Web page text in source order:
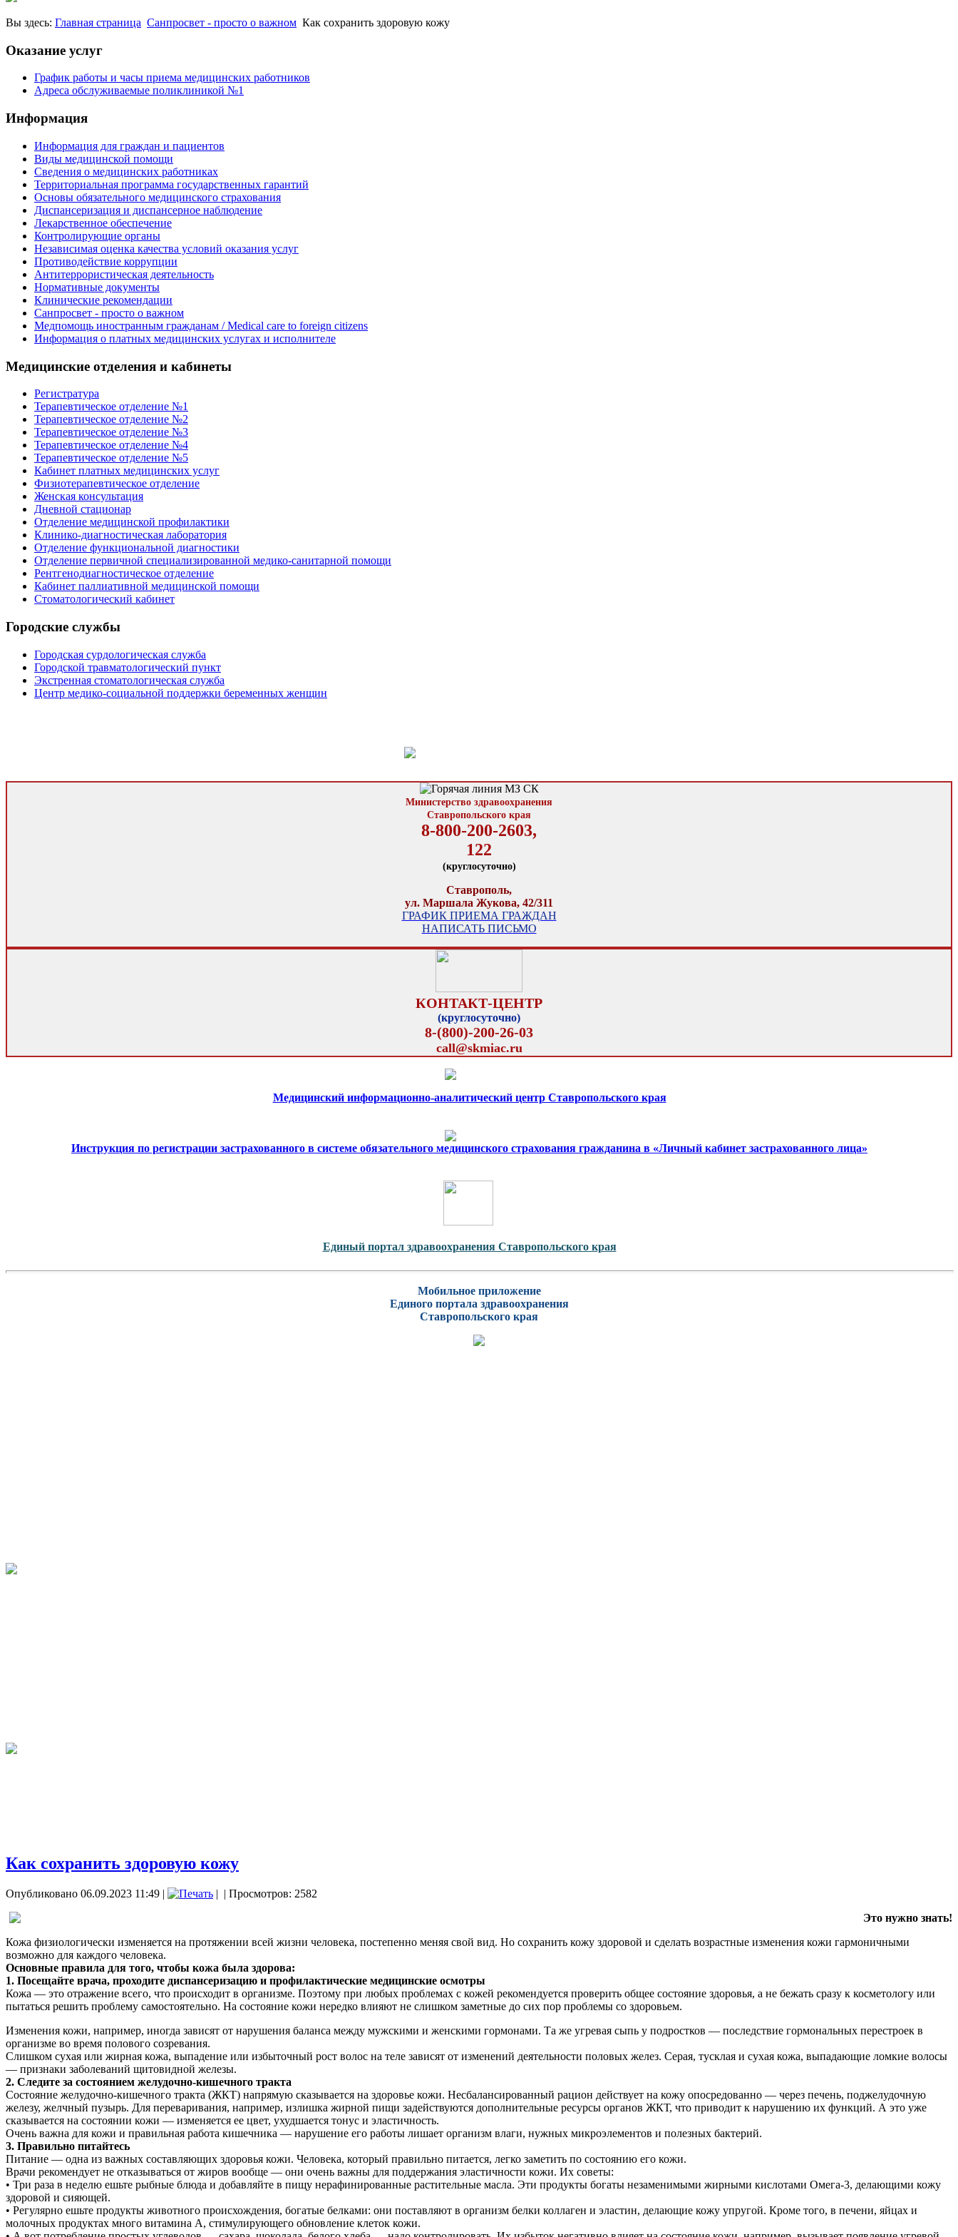
Вы здесь: Главная страница Санпросвет - просто о важном Как сохранить здоровую кожу
Оказание услуг
График работы и часы приема медицинских работников
Адреса обслуживаемые поликлиникой №1
Информация
Информация для граждан и пациентов
Виды медицинской помощи
Сведения о медицинских работниках
Территориальная программа государственных гарантий
Основы обязательного медицинского страхования
Диспансеризация и диспансерное наблюдение
Лекарственное обеспечение
Контролирующие органы
Независимая оценка качества условий оказания услуг
Противодействие коррупции
Антитеррористическая деятельность
Нормативные документы
Клинические рекомендации
Санпросвет - просто о важном
Медпомощь иностранным гражданам / Medical care to foreign citizens
Информация о платных медицинских услугах и исполнителе
Медицинские отделения и кабинеты
Регистратура
Терапевтическое отделение №1
Терапевтическое отделение №2
Терапевтическое отделение №3
Терапевтическое отделение №4
Терапевтическое отделение №5
Кабинет платных медицинских услуг
Физиотерапевтическое отделение
Женская консультация
Дневной стационар
Отделение медицинской профилактики
Клинико-диагностическая лаборатория
Отделение функциональной диагностики
Отделение первичной специализированной медико-санитарной помощи
Рентгенодиагностическое отделение
Кабинет паллиативной медицинской помощи
Стоматологический кабинет
Городские службы
Городская сурдологическая служба
Городской травматологический пункт
Экстренная стоматологическая служба
Центр медико-социальной поддержки беременных женщин
Министерство здравоохранения
Ставропольского края
8-800-200-2603,
122
(круглосуточно)
Ставрополь,
ул. Маршала Жукова, 42/311
ГРАФИК ПРИЕМА ГРАЖДАН
НАПИСАТЬ ПИСЬМО
КОНТАКТ-ЦЕНТР
(круглосуточно)
8-(800)-200-26-03
call@skmiac.ru
Медицинский информационно-аналитический центр Ставропольского края
Инструкция по регистрации застрахованного в системе обязательного медицинского страхования гражданина в «Личный кабинет застрахованного лица»
Единый портал здравоохранения Ставропольского края
Мобильное приложение
Единого портала здравоохранения
Ставропольского края
Как сохранить здоровую кожу
Опубликовано 06.09.2023 11:49 | | | Просмотров: 2582
Это нужно знать!
Кожа физиологически изменяется на протяжении всей жизни человека, постепенно меняя свой вид. Но сохранить кожу здоровой и сделать возрастные изменения кожи гармоничными
возможно для каждого человека.
Основные правила для того, чтобы кожа была здорова:
1. Посещайте врача, проходите диспансеризацию и профилактические медицинские осмотры
Кожа — это отражение всего, что происходит в организме. Поэтому при любых проблемах с кожей рекомендуется проверить общее состояние здоровья, а не бежать сразу к косметологу или
пытаться решить проблему самостоятельно. На состояние кожи нередко влияют не слишком заметные до сих пор проблемы со здоровьем.
Изменения кожи, например, иногда зависят от нарушения баланса между мужскими и женскими гормонами. Та же угревая сыпь у подростков — последствие гормональных перестроек в
организме во время полового созревания.
Слишком сухая или жирная кожа, выпадение или избыточный рост волос на теле зависят от изменений деятельности половых желез. Серая, тусклая и сухая кожа, выпадающие ломкие волосы
— признаки заболеваний щитовидной железы.
2. Следите за состоянием желудочно-кишечного тракта
Состояние желудочно-кишечного тракта (ЖКТ) напрямую сказывается на здоровье кожи. Несбалансированный рацион действует на кожу опосредованно — через печень, поджелудочную
железу, желчный пузырь. Для переваривания, например, излишка жирной пищи задействуются дополнительные ресурсы органов ЖКТ, что приводит к нарушению их функций. А это уже
сказывается на состоянии кожи — изменяется ее цвет, ухудшается тонус и эластичность.
Очень важна для кожи и правильная работа кишечника — нарушение его работы лишает организм влаги, нужных микроэлементов и полезных бактерий.
3. Правильно питайтесь
Питание — одна из важных составляющих здоровья кожи. Человека, который правильно питается, легко заметить по состоянию его кожи.
Врачи рекомендует не отказываться от жиров вообще — они очень важны для поддержания эластичности кожи. Их советы:
• Три раза в неделю ешьте рыбные блюда и добавляйте в пищу нерафинированные растительные масла. Эти продукты богаты незаменимыми жирными кислотами Омега-3, делающими кожу
здоровой и сияющей.
• Регулярно ешьте продукты животного происхождения, богатые белками: они поставляют в организм белки коллаген и эластин, делающие кожу упругой. Кроме того, в печени, яйцах и
молочных продуктах много витамина А, стимулирующего обновление клеток кожи.